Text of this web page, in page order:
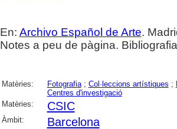
En: Archivo Español de Arte.
Notes a peu de pàgina.
Matèries: Fotografia; Col·leccions artístiques ;
Centres d'investigació
Matèries:
CSIC
Àmbit: Barcelona